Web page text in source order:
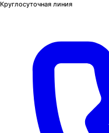
Круглосуточная линия